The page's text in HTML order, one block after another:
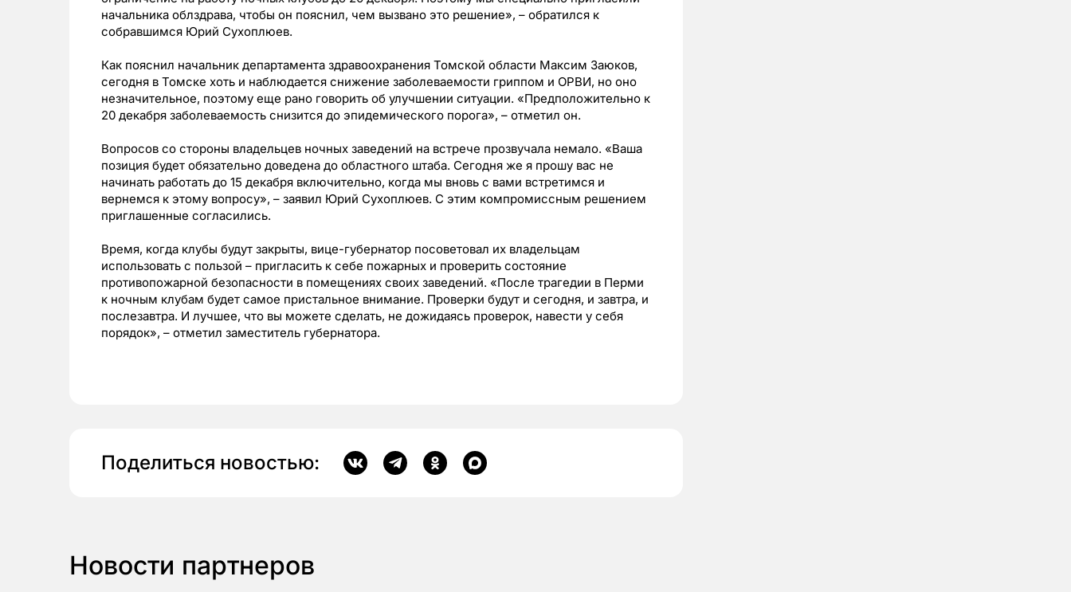
начальника облздрава, чтобы он пояснил, чем вызвано это решение», – обратился к
собравшимся Юрий Сухоплюев.
Как пояснил начальник департамента здравоохранения Томской области Максим Заюков,
сегодня в Томске хоть и наблюдается снижение заболеваемости гриппом и ОРВИ, но оно
незначительное, поэтому еще рано говорить об улучшении ситуации. «Предположительно к
20 декабря заболеваемость снизится до эпидемического порога», – отметил он.
Вопросов со стороны владельцев ночных заведений на встрече прозвучала немало. «Ваша
позиция будет обязательно доведена до областного штаба. Сегодня же я прошу вас не
начинать работать до 15 декабря включительно, когда мы вновь с вами встретимся и
вернемся к этому вопросу», – заявил Юрий Сухоплюев. С этим компромиссным решением
приглашенные согласились.
Время, когда клубы будут закрыты, вице-губернатор посоветовал их владельцам
использовать с пользой – пригласить к себе пожарных и проверить состояние
противопожарной безопасности в помещениях своих заведений. «После трагедии в Перми
к ночным клубам будет самое пристальное внимание. Проверки будут и сегодня, и завтра, и
послезавтра. И лучшее, что вы можете сделать, не дожидаясь проверок, навести у себя
порядок», – отметил заместитель губернатора.
Поделиться новостью:
Новости партнеров